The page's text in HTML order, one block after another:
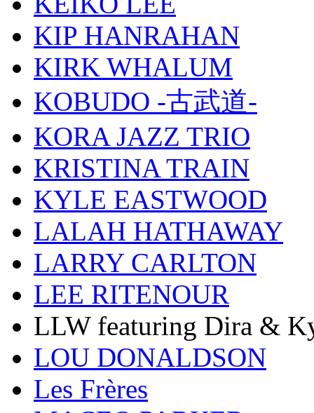
KIP HANRAHAN
KIRK WHALUM
KOBUDO -古武道-
KORA JAZZ TRIO
KRISTINA TRAIN
KYLE EASTWOOD
LALAH HATHAWAY
LARRY CARLTON
LEE RITENOUR
LLW featuring Dira &
LOU DONALDSON
Les Frères